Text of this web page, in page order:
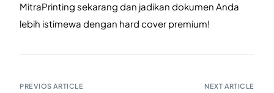
MitraPrinting sekarang dan jadikan dokumen Anda
lebih istimewa dengan hard cover premium!
PREVIOS ARTICLE NEXT ARTICLE